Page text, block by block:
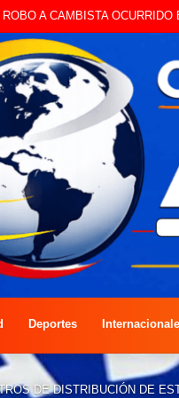
QUE CIRCULAN SIN
Deportes
DE DISTRIBUCIÓN DE